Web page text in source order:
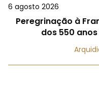
6 agosto 2026
Peregrinação à
dos 550